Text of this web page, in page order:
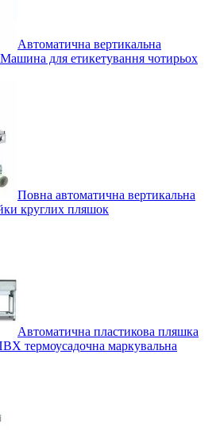
Автоматична вертикальна
для етикетування чотирьох
Повна автоматична вертикальна
круглих пляшок
Автоматична пластикова пляшка
термоусадочна маркувальна